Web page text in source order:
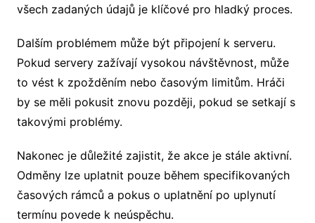
všech zadaných údajů je klíčové pro hladký proces.
Dalším problémem může být připojení k serveru.
Pokud servery zažívají vysokou návštěvnost, může
to vést k zpožděním nebo časovým limitům. Hráči
by se měli pokusit znovu později, pokud se setkají s
takovými problémy.
Nakonec je důležité zajistit, že akce je stále aktivní.
Odměny lze uplatnit pouze během specifikovaných
časových rámců a pokus o uplatnění po uplynutí
termínu povede k neúspěchu.